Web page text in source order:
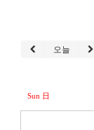
오늘
Sun 日